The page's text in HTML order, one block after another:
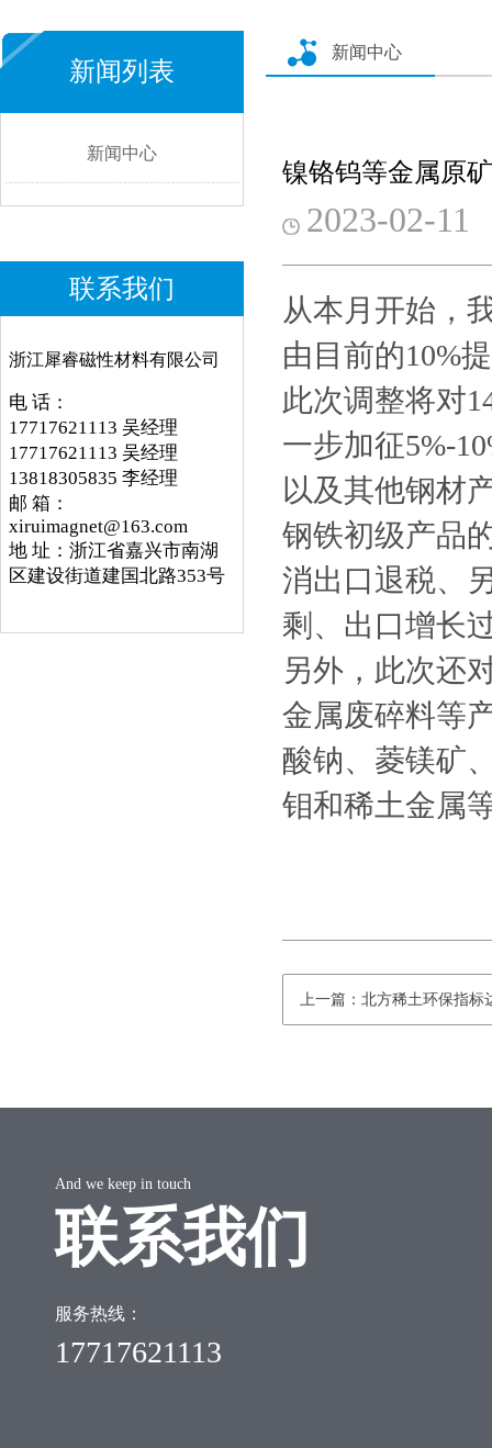
新闻列表
新闻中心
联系我们
浙江犀睿磁性材料有限公司
电 话：
17717621113 吴经理
17717621113 吴经理
13818305835 李经理
邮 箱：
xiruimagnet@163.com
地 址：浙江省嘉兴市南湖
区建设街道建国北路353号
新闻中心
镍铬钨等金属原
2023-02-11
从本月开始，
由目前的10%
此次调整将对
一步加征5%-
以及其他钢材
钢铁初级产品
消出口退税、
剩、出口增长
另外，此次还
金属废碎料等
酸钠、菱镁矿
钼和稀土金属
上一篇：北方稀土环保指标
And we keep in touch
联系我们
服务热线：
17717621113